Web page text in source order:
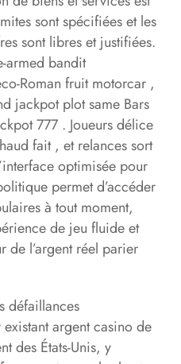
sont spécifiées et les
sont libres et justifiées.
armed bandit
Roman fruit motorcar ,
jackpot plot same Bars
777 . Joueurs délice
fait , et relances sort
optimisée pour
permet d’accéder
à tout moment,
de jeu fluide et
de l’argent réel parier
défaillances
argent casino de
des États-Unis, y